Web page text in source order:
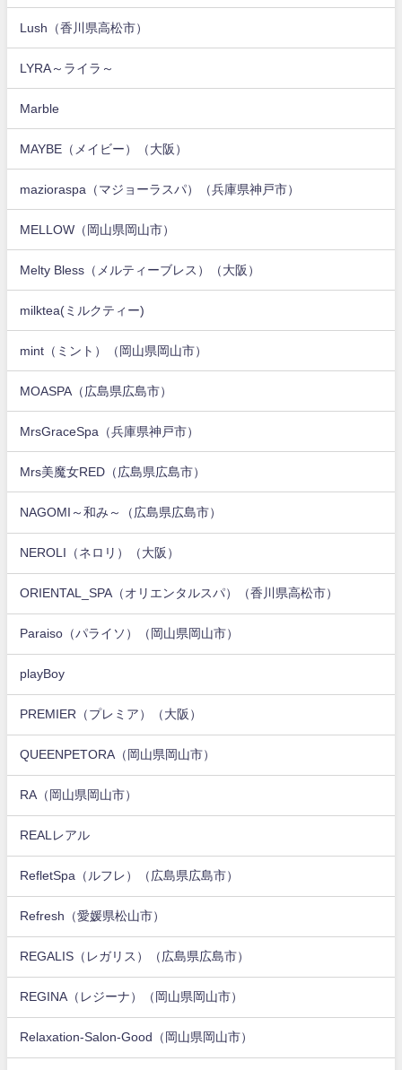
Lush（香川県高松市）
LYRA～ライラ～
Marble
MAYBE（メイビー）（大阪）
mazioraspa（マジョーラスパ）（兵庫県神戸市）
MELLOW（岡山県岡山市）
Melty Bless（メルティーブレス）（大阪）
milktea(ミルクティー)
mint（ミント）（岡山県岡山市）
MOASPA（広島県広島市）
MrsGraceSpa（兵庫県神戸市）
Mrs美魔女RED（広島県広島市）
NAGOMI～和み～（広島県広島市）
NEROLI（ネロリ）（大阪）
ORIENTAL_SPA（オリエンタルスパ）（香川県高松市）
Paraiso（パライソ）（岡山県岡山市）
playBoy
PREMIER（プレミア）（大阪）
QUEENPETORA（岡山県岡山市）
RA（岡山県岡山市）
REALレアル
RefletSpa（ルフレ）（広島県広島市）
Refresh（愛媛県松山市）
REGALIS（レガリス）（広島県広島市）
REGINA（レジーナ）（岡山県岡山市）
Relaxation-Salon-Good（岡山県岡山市）